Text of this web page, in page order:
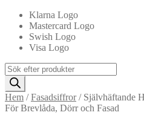
Klarna Logo
Mastercard Logo
Swish Logo
Visa Logo
Products
search
Hem /Fasadsiffror/ Självhäftande
För Brevlåda, Dörr och Fasad